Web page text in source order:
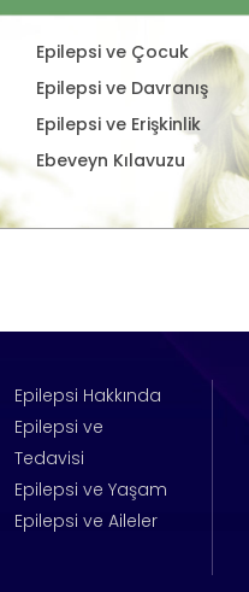
Epilepsi ve Çocuk
Epilepsi ve Davranış
Epilepsi ve Erişkinlik
Ebeveyn Kılavuzu
Epilepsi Hakkında
Epilepsi ve
Tedavisi
Epilepsi ve Yaşam
Epilepsi ve Aileler